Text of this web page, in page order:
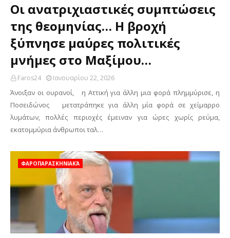
Οι ανατριχιαστικές συμπτώσεις
της θεομηνίας… Η βροχή
ξύπνησε μαύρες πολιτικές
μνήμες στο Μαξίμου…
Faros24 Ιανουαρίου 22, 2026
Άνοιξαν οι ουρανοί, η Αττική για άλλη μια φορά πλημμύρισε, η
Ποσειδώνος μετατράπηκε για άλλη μία φορά σε χείμαρρο
λυμάτων, πολλές περιοχές έμειναν για ώρες χωρίς ρεύμα,
εκατομμύρια άνθρωποι ταλ…
ΦΑΡΟΠΑΡΑΣΚΗΝΙΑΚΆ